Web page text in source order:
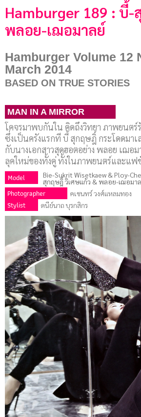
Hamburger 189 : บี้-
พลอย-เฌอมาลย์
Hamburger Volume 12
March 2014
BASED ON TRUE STORIES
MAN IN A MIRROR
โคจรมาพบกันใน คิดถึงวิทยา ภาพยนตร์
ซึ่งเป็นครังแรกที บี้ สุกฤษฎิ์ กระโดดมา
กับนางเอกสาวสุดฮอตอย่าง พลอย เฌอ
ลุคใหม่ของทั้งคู่ ทั้งในภาพยนตร์และแ
Model Bie-Sukrit Wisetkaew & Ploy-
สุกฤษฎิ์ วิเศษแก้ว & พลอย-เฌอม
Photographer คเชนทร์ วงศ์แหลมทอง
Stylist ดนีย์นาถ บุรกสิกร